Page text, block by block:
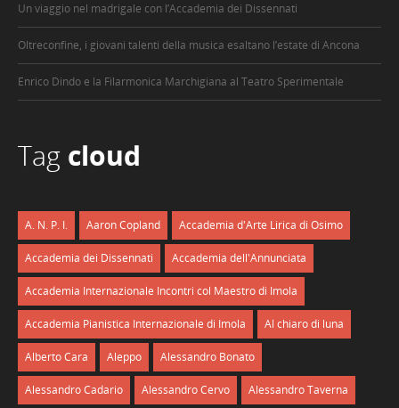
Un viaggio nel madrigale con l’Accademia dei Dissennati
Oltreconfine, i giovani talenti della musica esaltano l’estate di Ancona
Enrico Dindo e la Filarmonica Marchigiana al Teatro Sperimentale
Tag cloud
A. N. P. I. Aaron Copland Accademia d'Arte Lirica di Osimo
Accademia dei Dissennati Accademia dell'Annunciata
Accademia Internazionale Incontri col Maestro di Imola
Accademia Pianistica Internazionale di Imola Al chiaro di luna
Alberto Cara Aleppo Alessandro Bonato
Alessandro Cadario Alessandro Cervo Alessandro Taverna